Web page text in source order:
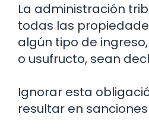
La administración
todas las
algún tipo de
o usufructo, sean
Ignorar esta
resultar en